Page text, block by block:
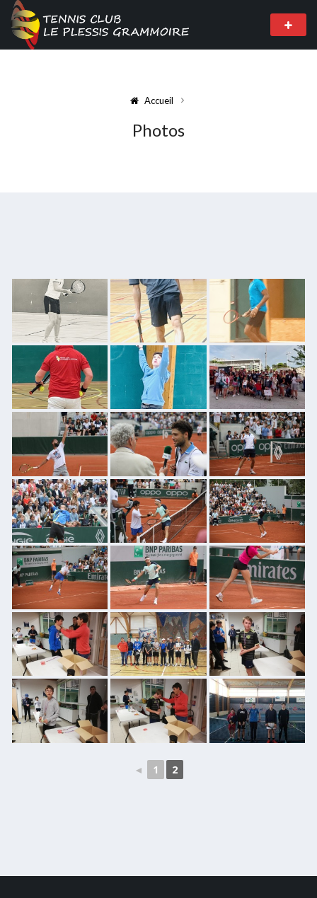
Accueil
Photos
◄ 1 2